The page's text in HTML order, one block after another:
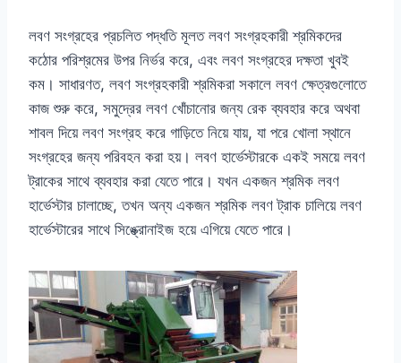
লবণ সংগ্রহের প্রচলিত পদ্ধতি মূলত লবণ সংগ্রহকারী শ্রমিকদের
কঠোর পরিশ্রমের উপর নির্ভর করে, এবং লবণ সংগ্রহের দক্ষতা খুবই
কম। সাধারণত, লবণ সংগ্রহকারী শ্রমিকরা সকালে লবণ ক্ষেত্রগুলোতে
কাজ শুরু করে, সমুদ্রের লবণ খোঁচানোর জন্য রেক ব্যবহার করে অথবা
শাবল দিয়ে লবণ সংগ্রহ করে গাড়িতে নিয়ে যায়, যা পরে খোলা স্থানে
সংগ্রহের জন্য পরিবহন করা হয়। লবণ হার্ভেস্টারকে একই সময়ে লবণ
ট্রাকের সাথে ব্যবহার করা যেতে পারে। যখন একজন শ্রমিক লবণ
হার্ভেস্টার চালাচ্ছে, তখন অন্য একজন শ্রমিক লবণ ট্রাক চালিয়ে লবণ
হার্ভেস্টারের সাথে সিঙ্ক্রোনাইজ হয়ে এগিয়ে যেতে পারে।